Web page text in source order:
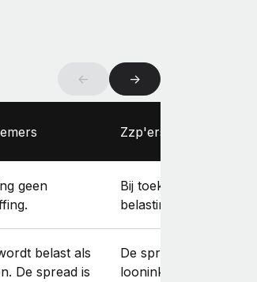
← →
Zzp'ers
geen
Bij toekenning geen
belastingheffing.
belast als
De spread is
De spread wordt
looninkomen. De